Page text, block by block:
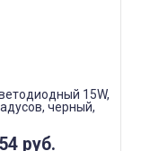
15W,
черный,
руб.